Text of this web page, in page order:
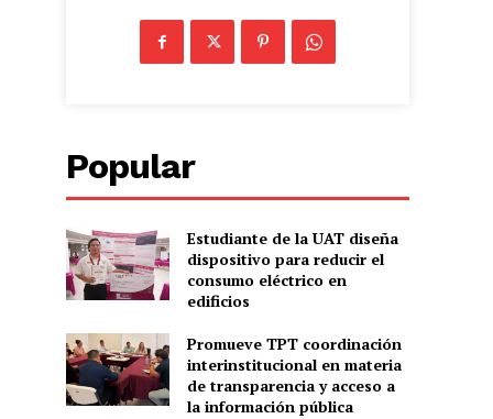
Popular
Estudiante de la UAT diseña
dispositivo para reducir el
consumo eléctrico en
edificios
Promueve TPT coordinación
interinstitucional en materia
de transparencia y acceso a
la información pública